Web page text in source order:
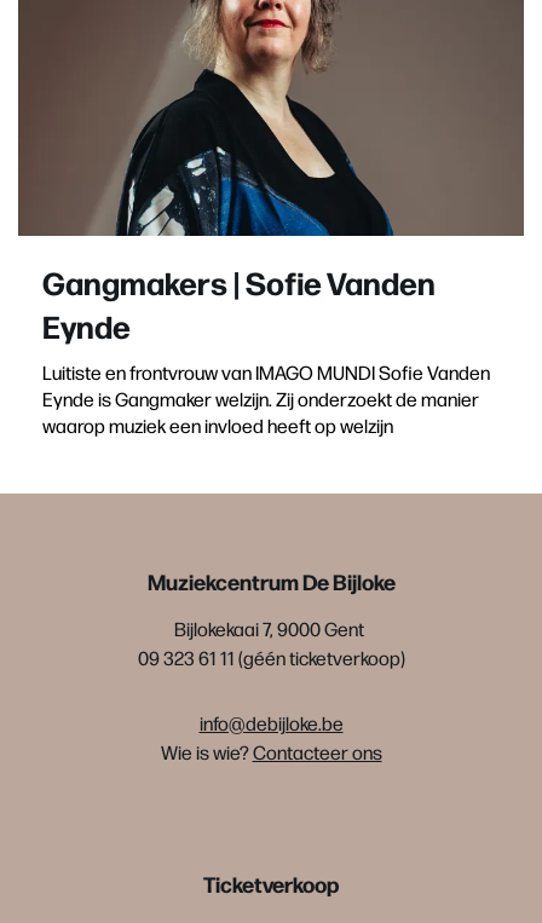
Gangmakers | Sofie Vanden
Eynde
Luitiste en frontvrouw van IMAGO MUNDI Sofie Vanden
Eynde is Gangmaker welzijn. Zij onderzoekt de manier
waarop muziek een invloed heeft op welzijn
Muziekcentrum De Bijloke
Bijlokekaai 7, 9000 Gent
09 323 61 11 (géén ticketverkoop)
info@debijloke.be
Wie is wie?Contacteer ons
Ticketverkoop